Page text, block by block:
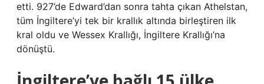
etti. 927’de Edward’dan sonra tahta çıkan Athelstan,
tüm İngiltere’yi tek bir krallık altında birleştiren ilk
kral oldu ve Wessex Krallığı, İngiltere Krallığı’na
dönüştü.